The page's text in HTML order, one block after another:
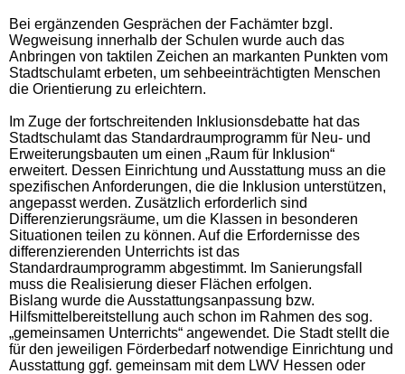
Bei ergänzenden Gesprächen der Fachämter bzgl.
Wegweisung innerhalb der Schulen wurde auch das
Anbringen von taktilen Zeichen an markanten Punkten vom
Stadtschulamt erbeten, um sehbeeinträchtigten Menschen
die Orientierung zu erleichtern.
Im Zuge der fortschreitenden Inklusionsdebatte hat das
Stadtschulamt das Standardraumprogramm für Neu- und
Erweiterungsbauten um einen „Raum für Inklusion“
erweitert. Dessen Einrichtung und Ausstattung muss an die
spezifischen Anforderungen, die die Inklusion unterstützen,
angepasst werden. Zusätzlich erforderlich sind
Differenzierungsräume, um die Klassen in besonderen
Situationen teilen zu können. Auf die Erfordernisse des
differenzierenden Unterrichts ist das
Standardraumprogramm abgestimmt. Im Sanierungsfall
muss die Realisierung dieser Flächen erfolgen.
Bislang wurde die Ausstattungsanpassung bzw.
Hilfsmittelbereitstellung auch schon im Rahmen des sog.
„gemeinsamen Unterrichts“ angewendet. Die Stadt stellt die
für den jeweiligen Förderbedarf notwendige Einrichtung und
Ausstattung ggf. gemeinsam mit dem LWV Hessen oder